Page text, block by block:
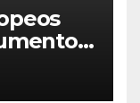
tras la